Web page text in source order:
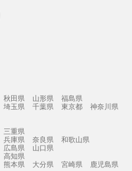
秋田県 山形県
福島県
埼玉県 千葉県 東京都
神奈川県
三重県
兵庫県 奈良県
和歌山県
広島県
山口県
高知県
熊本県 大分県 宮崎県
鹿児島県